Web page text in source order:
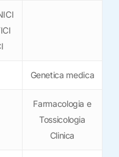
Genetica medica
Farmacologia e
Tossicologia
Clinica